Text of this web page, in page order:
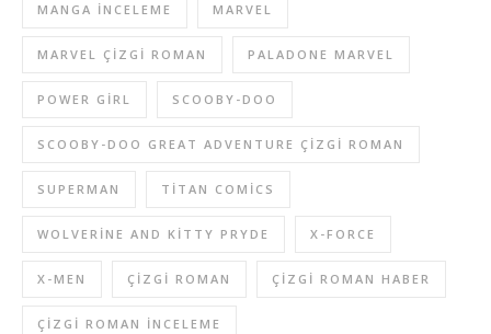
MANGA INCELEME MARVEL
MARVEL ÇIZGI ROMAN PALADONE MARVEL
POWER GIRL SCOOBY-DOO
SCOOBY-DOO GREAT ADVENTURE ÇIZGI ROMAN
SUPERMAN TITAN COMICS
WOLVERINE AND KITTY PRYDE X-FORCE
X-MEN ÇIZGI ROMAN ÇIZGI ROMAN HABER
ÇIZGI ROMAN INCELEME